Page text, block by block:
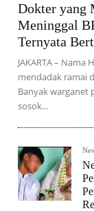
Dokter yang
Meninggal
Ternyata
JAKARTA – Nama
mendadak ramai
Banyak warganet
sosok...